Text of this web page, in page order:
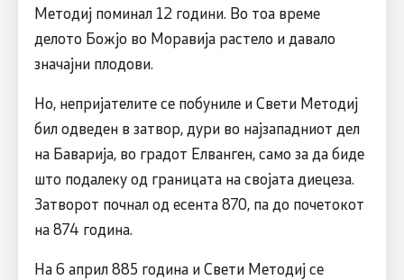
Методиј поминал 12 години. Во тоа време
делото Божјо во Моравија растело и давало
значајни плодови.
Но, непријателите се побуниле и Свети Методиј
бил одведен в затвор, дури во најзападниот дел
на Баварија, во градот Елванген, само за да биде
што подалеку од границата на својата диецеза.
Затворот почнал од есента 870, па до почетокот
на 874 година.
На 6 април 885 година и Свети Методиј се